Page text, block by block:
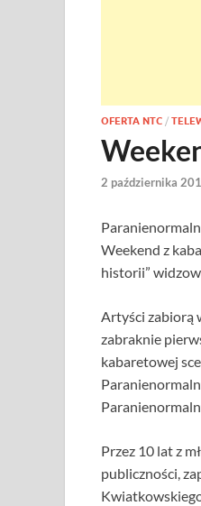
OFERTA NTC /
2 października
Weekend z
historii”
Artyści zabiorą
zabraknie
kabaretowej
Przez 10 lat z
publiczności,